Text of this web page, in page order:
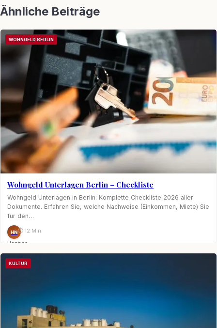
Ähnliche Beiträge
WOHNGELD BERLIN
Wohngeld Unterlagen Berlin – Checkliste
Wohngeld Unterlagen in Berlin: Komplette Checkliste 2026 aller
Dokumente. Erfahren Sie, welche Nachweise (Einkommen, Miete) Sie
für den…
HN
Hannes
Nagel
⏱ 12 Min.
KULTUR